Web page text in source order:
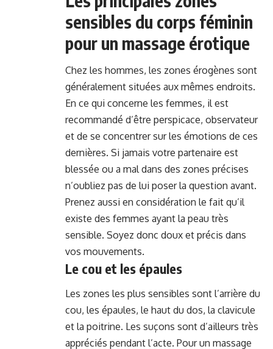
sensibles du corps féminin
pour un massage érotique
Chez les hommes, les zones érogènes sont
généralement situées aux mêmes endroits.
En ce qui concerne les femmes, il est
recommandé d’être perspicace, observateur
et de se concentrer sur les émotions de ces
dernières. Si jamais votre partenaire est
blessée ou a mal dans des zones précises
n’oubliez pas de lui poser la question avant.
Prenez aussi en considération le fait qu’il
existe des femmes ayant la peau très
sensible. Soyez donc doux et précis dans
vos mouvements.
Le cou et les épaules
Les zones les plus sensibles sont l’arrière du
cou, les épaules, le haut du dos, la clavicule
et la poitrine. Les suçons sont d’ailleurs très
appréciés pendant l’acte. Pour un massage